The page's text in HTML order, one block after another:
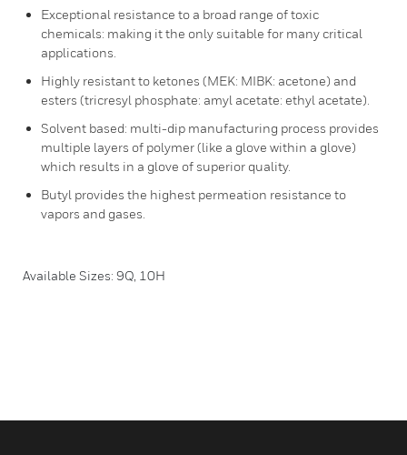
Exceptional resistance to a broad range of toxic
chemicals: making it the only suitable for many critical
applications.
Highly resistant to ketones (MEK: MIBK: acetone) and
esters (tricresyl phosphate: amyl acetate: ethyl acetate).
Solvent based: multi-dip manufacturing process provides
multiple layers of polymer (like a glove within a glove)
which results in a glove of superior quality.
Butyl provides the highest permeation resistance to
vapors and gases.
Available Sizes: 9Q, 10H